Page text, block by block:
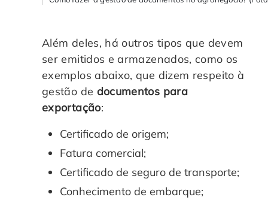
Além deles, há outros tipos que devem
ser emitidos e armazenados, como os
exemplos abaixo, que dizem respeito à
gestão de documentos para
exportação:
Certificado de origem;
Fatura comercial;
Certificado de seguro de transporte;
Conhecimento de embarque;